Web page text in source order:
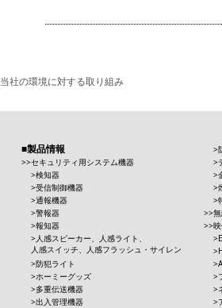
当社の環境に対する取り組み
製品情報
セキュリティ用システム機器
検知器
受信制御機器
通報機器
警報器
報知器
人感スピーカー、人感ライト、
人感スイッチ、人感フラッシュ・サイレン
防犯ライト
ホーミーグッズ
多重伝送機器
出入管理機器